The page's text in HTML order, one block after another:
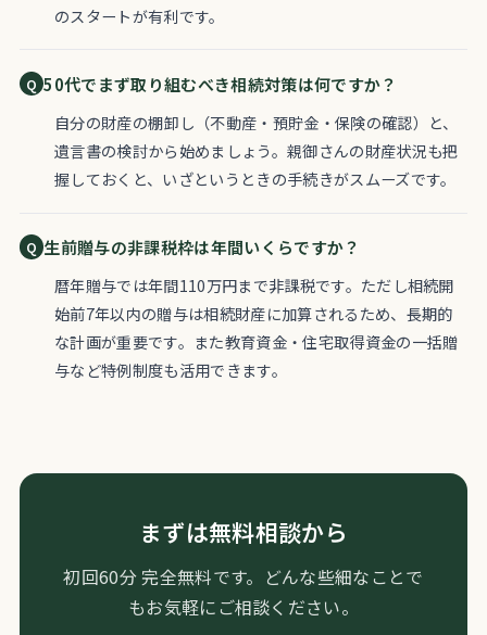
のスタートが有利です。
50代でまず取り組むべき相続対策は何ですか？
自分の財産の棚卸し（不動産・預貯金・保険の確認）と、
遺言書の検討から始めましょう。親御さんの財産状況も把
握しておくと、いざというときの手続きがスムーズです。
生前贈与の非課税枠は年間いくらですか？
暦年贈与では年間110万円まで非課税です。ただし相続開
始前7年以内の贈与は相続財産に加算されるため、長期的
な計画が重要です。また教育資金・住宅取得資金の一括贈
与など特例制度も活用できます。
まずは無料相談から
初回60分 完全無料です。どんな些細なことで
もお気軽にご相談ください。